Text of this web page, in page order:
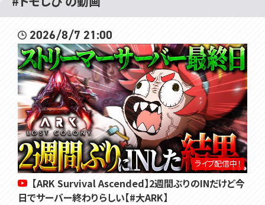
2026/8/7 21:00
ライブ配信中！
【ARK Survival Ascended】2週間ぶりのINだけど今
日でサーバー終わりらしい【#大ARK】